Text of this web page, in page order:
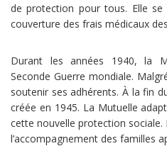
de protection pour tous. Elle se
couverture des frais médicaux
Durant les années 1940, la
Seconde Guerre mondiale.
soutenir ses adhérents. À la fin
créée en 1945. La Mutuelle
cette nouvelle protection sociale.
l’accompagnement des familles